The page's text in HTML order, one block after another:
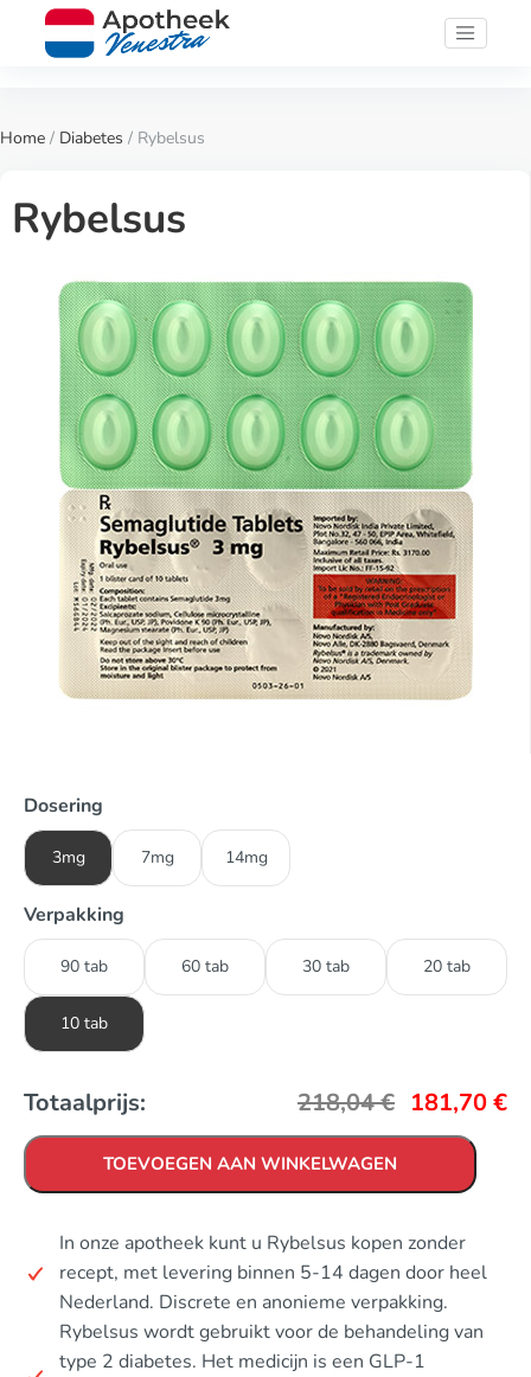
Home / Diabetes / Rybelsus
Rybelsus
Dosering
3mg 7mg 14mg
Verpakking
90 tab 60 tab 30 tab 20 tab
10 tab
Totaalprijs: 218,04€ 181,70€
TOEVOEGEN AAN WINKELWAGEN
In onze apotheek kunt u Rybelsus kopen zonder
recept, met levering binnen 5-14 dagen door heel
Nederland. Discrete en anonieme verpakking.
Rybelsus wordt gebruikt voor de behandeling van
type 2 diabetes. Het medicijn is een GLP-1